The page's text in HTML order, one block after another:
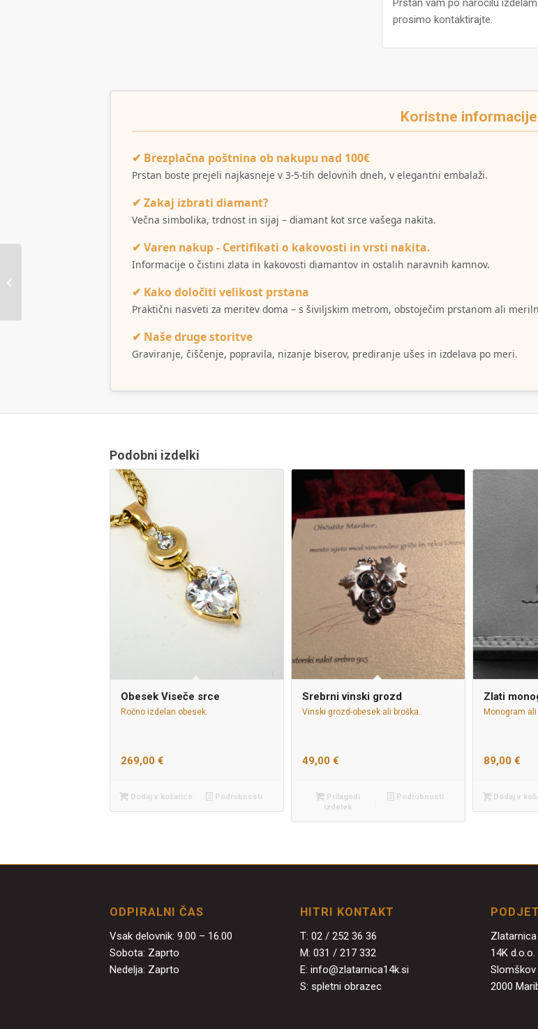
Prstan vam po naročilu
prosimo kontaktirajte.
Koristne informacije
✔ Brezplačna poštnina ob nakupu nad 100€
Prstan boste prejeli najkasneje v 3-5-tih delovnih dneh, v elegantni embalaži.
✔ Zakaj izbrati diamant?
Večna simbolika, trdnost in sijaj – diamant kot srce vašega nakita.
✔ Varen nakup - Certifikati o kakovosti in vrsti nakita.
Informacije o čistini zlata in kakovosti diamantov in ostalih naravnih kamnov.
✔ Kako določiti velikost prstana
Praktični nasveti za meritev doma – s šiviljskim metrom, obstoječim prstanom ali
✔ Naše druge storitve
Graviranje, čiščenje, popravila, nizanje biserov, prediranje ušes in izdelava po meri.
Podobni izdelki
Obesek Viseče srce
Ročno izdelan obesek.
269,00 €
Dodaj v košarico Podrobnosti
Srebrni vinski grozd
Vinski grozd-obesek ali broška.
49,00€
Prilagodi
izdelek
Podrobnosti
Zlati
Monogram
89,00€
Dodaj v
ODPIRALNI ČAS
Vsak delovnik: 9.00 – 16.00
Sobota: Zaprto
Nedelja: Zaprto
HITRI KONTAKT
T: 02 / 252 36 36
M: 031 / 217 332
E: info@zlatarnica14k.si
S: spletni obrazec
14K d.o.o.
2000